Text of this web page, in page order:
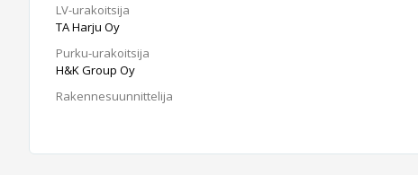
LV-urakoitsija
TA Harju Oy
Purku-urakoitsija
H&K Group Oy
Rakennesuunnittelija